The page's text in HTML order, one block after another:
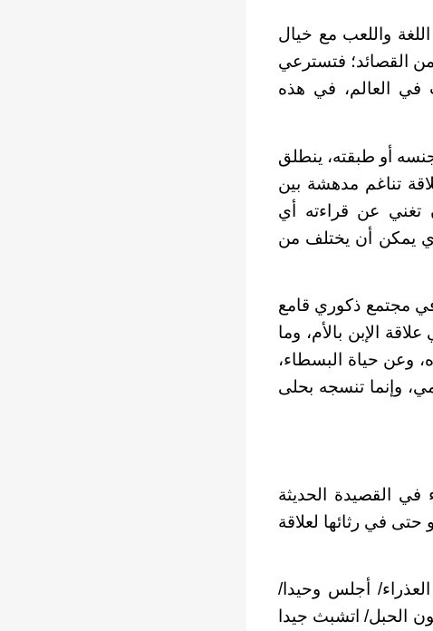
واللعب مع خيال
من القصائد؛ فتسترعي
في العالم، في هذه
جنسه أو طبقته، ينطلق
تناغم مدهشة بين
تغني عن قراءته أي
يمكن أن يختلف من
في مجتمع ذكوري قامع
الإبن بالأم، وما
وعن حياة البسطاء،
وإنما تنسجه بحلى
في القصيدة الحديثة
حتى في رثائها لعلاقة
أجلس وحيدا/
الحبل/ اتشبث جيدا